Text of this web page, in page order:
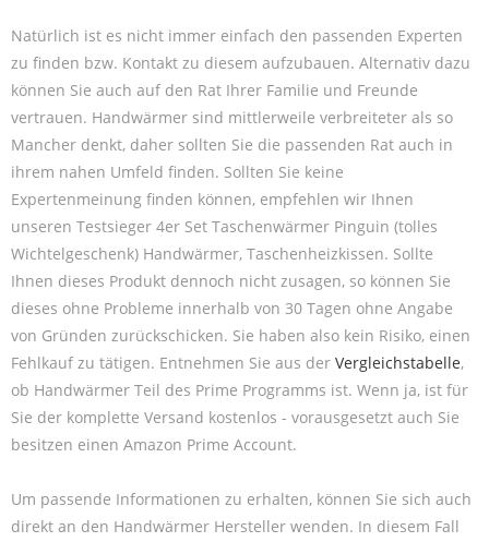
Natürlich ist es nicht immer einfach den passenden Experten
zu finden bzw. Kontakt zu diesem aufzubauen. Alternativ dazu
können Sie auch auf den Rat Ihrer Familie und Freunde
vertrauen. Handwärmer sind mittlerweile verbreiteter als so
Mancher denkt, daher sollten Sie die passenden Rat auch in
ihrem nahen Umfeld finden. Sollten Sie keine
Expertenmeinung finden können, empfehlen wir Ihnen
unseren Testsieger 4er Set Taschenwärmer Pinguin (tolles
Wichtelgeschenk) Handwärmer, Taschenheizkissen. Sollte
Ihnen dieses Produkt dennoch nicht zusagen, so können Sie
dieses ohne Probleme innerhalb von 30 Tagen ohne Angabe
von Gründen zurückschicken. Sie haben also kein Risiko, einen
Fehlkauf zu tätigen. Entnehmen Sie aus der Vergleichstabelle,
ob Handwärmer Teil des Prime Programms ist. Wenn ja, ist für
Sie der komplette Versand kostenlos - vorausgesetzt auch Sie
besitzen einen Amazon Prime Account.
Um passende Informationen zu erhalten, können Sie sich auch
direkt an den Handwärmer Hersteller wenden. In diesem Fall